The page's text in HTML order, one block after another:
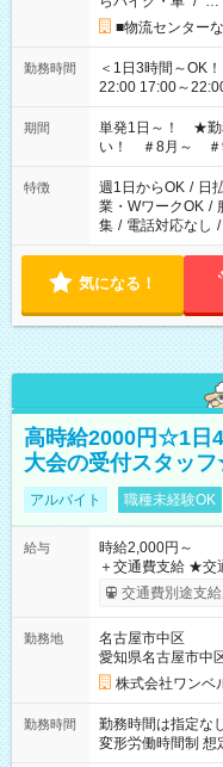
■物流センター
勤務時間
＜1日3時間～OK！＞ ▼ 例えば… ▼ 15:00～18:00
22:00 17:00～22:00 など こちら以外の時間も
ださい！
期間
単発1日～！ ★勤
い！ ＃8月～ ＃
特徴 週1日からOK / 日
業・WワークOK /
集 / 電話対応なし /
気になる！
高時給2000円☆1日
大会の受付スタッ
アルバイト 職種未経験OK
給与
時給2,000円～
＋交通費支給 ★交通費一部支給！ ┗1日500円を超えた分は全額
支給！ ※往復500円
OK！（規定あり
期間なし
交通費別途支給
勤務地
名古屋市中区
愛知県名古屋市中
株式会社ワンベ
勤務時間
勤務時間は指定な
変形労働時間制 想定労働時
10/26 全日共通 08